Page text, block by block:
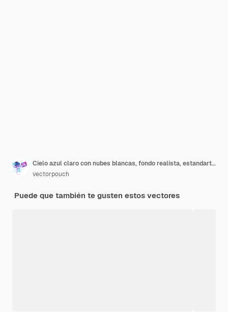
Cielo azul claro con nubes blancas, fondo realista, estandarte natural con cielos.
vectorpouch
Puede que también te gusten estos vectores